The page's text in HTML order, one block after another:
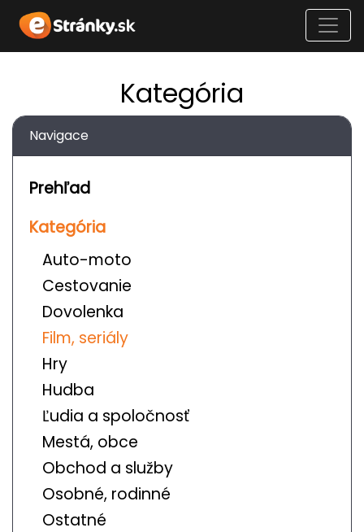
Kategória
Navigace
Prehľad
Kategória
Auto-moto
Cestovanie
Dovolenka
Film, seriály
Hry
Hudba
Ľudia a spoločnosť
Mestá, obce
Obchod a služby
Osobné, rodinné
Ostatné